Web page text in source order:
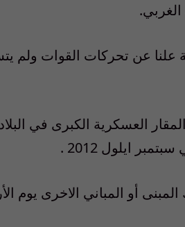
علنا عن تحركات القوات ولم
المقار العسكرية الكبرى في
ايلول 2012 .
أو المباني الاخرى يوم